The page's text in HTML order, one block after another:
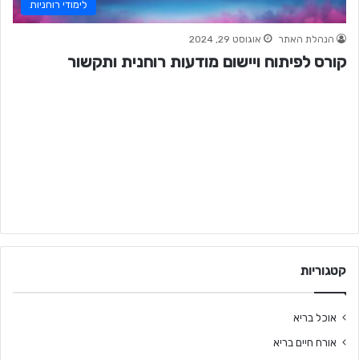
לימודי רוחניות
הנהלת האתר אוגוסט 29, 2024
קורס לפיתוח ויישום מודעות רוחנית ותקשור
קטגוריות
אוכל בריא
אורח חיים בריא